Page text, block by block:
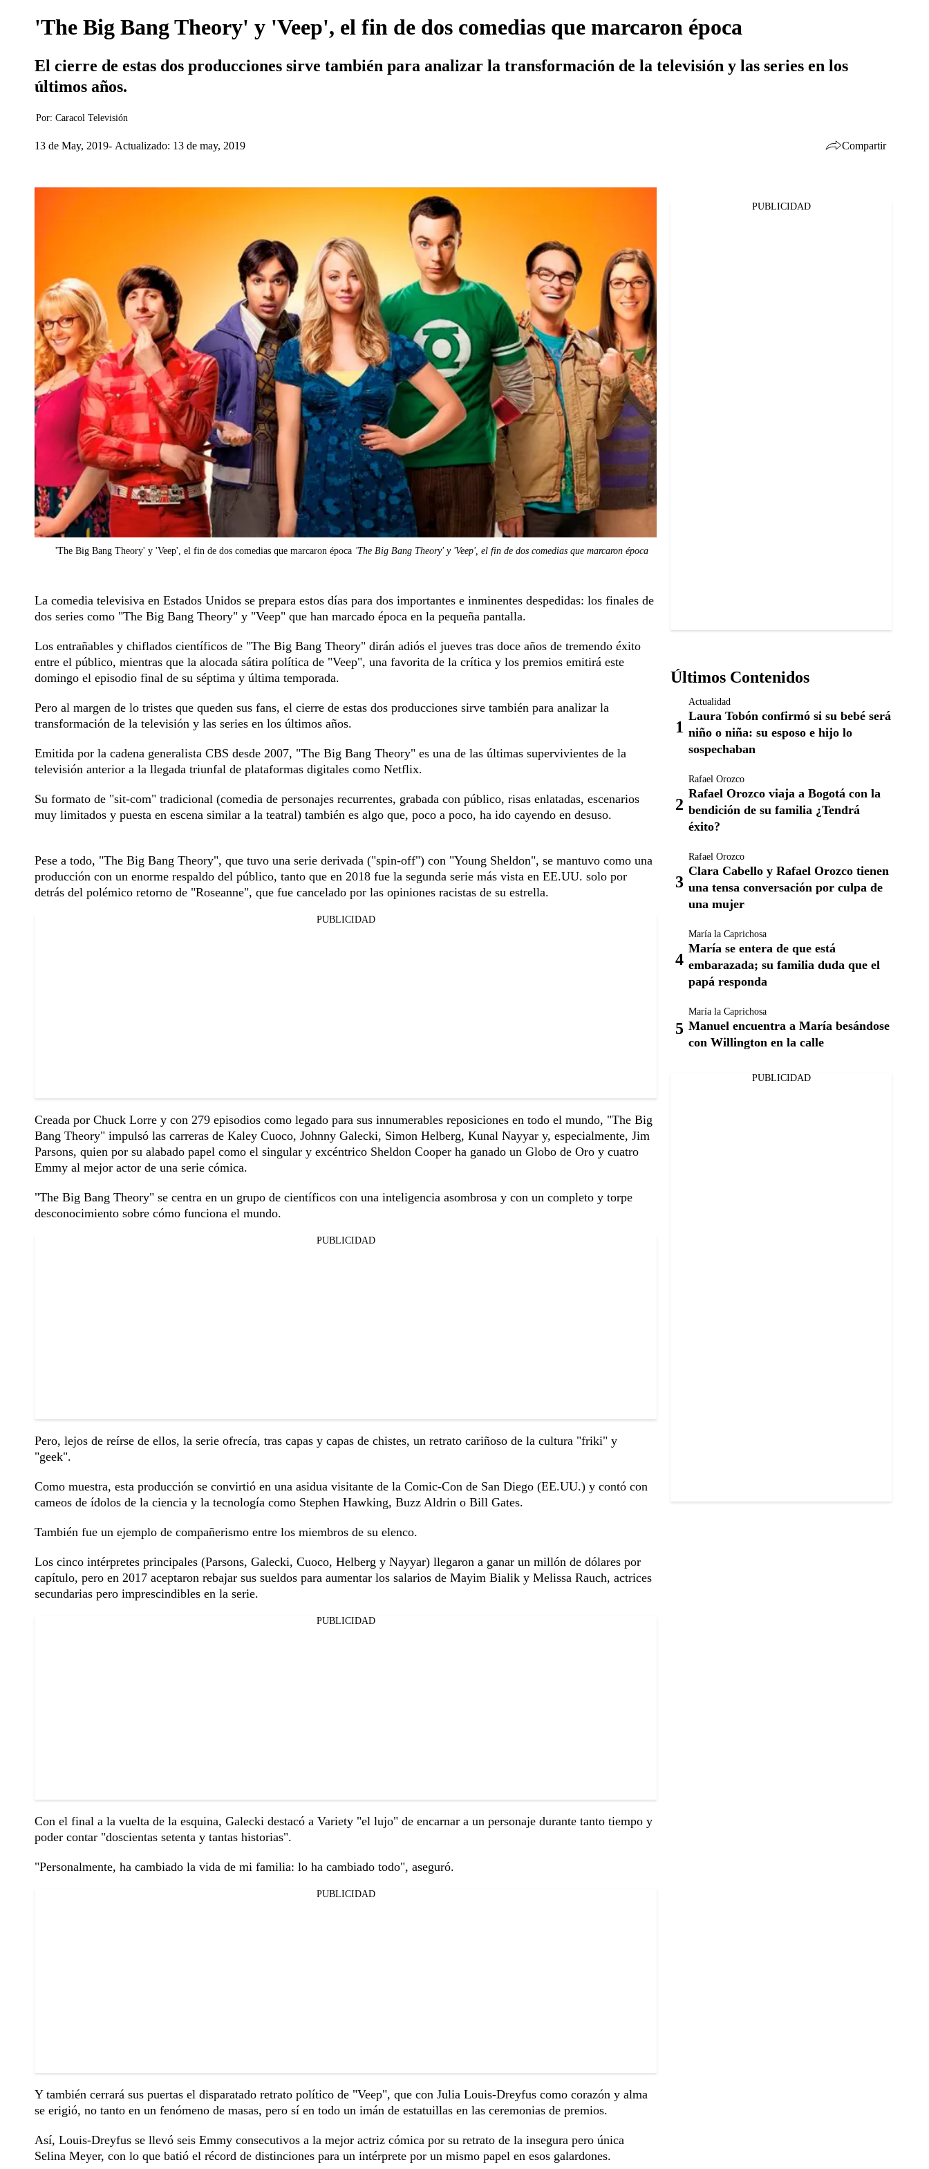
'The Big Bang Theory' y 'Veep', el fin de dos comedias que marcaron época
El cierre de estas dos producciones sirve también para analizar la transformación de la televisión y las series en los
últimos años.
Por: Caracol Televisión
13 de May, 2019 Actualizado: 13 de may, 2019 Compartir
'The Big Bang Theory' y 'Veep', el fin de dos comedias que marcaron época 'The Big Bang Theory' y 'Veep', el fin de dos comedias que marcaron época
La comedia televisiva en Estados Unidos se prepara estos días para dos importantes e inminentes despedidas: los finales de
dos series como "The Big Bang Theory" y "Veep" que han marcado época en la pequeña pantalla.
Los entrañables y chiflados científicos de "The Big Bang Theory" dirán adiós el jueves tras doce años de tremendo éxito
entre el público, mientras que la alocada sátira política de "Veep", una favorita de la crítica y los premios emitirá este
domingo el episodio final de su séptima y última temporada.
Pero al margen de lo tristes que queden sus fans, el cierre de estas dos producciones sirve también para analizar la
transformación de la televisión y las series en los últimos años.
Emitida por la cadena generalista CBS desde 2007, "The Big Bang Theory" es una de las últimas supervivientes de la
televisión anterior a la llegada triunfal de plataformas digitales como Netflix.
Su formato de "sit-com" tradicional (comedia de personajes recurrentes, grabada con público, risas enlatadas, escenarios
muy limitados y puesta en escena similar a la teatral) también es algo que, poco a poco, ha ido cayendo en desuso.
Pese a todo, "The Big Bang Theory", que tuvo una serie derivada ("spin-off") con "Young Sheldon", se mantuvo como una
producción con un enorme respaldo del público, tanto que en 2018 fue la segunda serie más vista en EE.UU. solo por
detrás del polémico retorno de "Roseanne", que fue cancelado por las opiniones racistas de su estrella.
PUBLICIDAD
Creada por Chuck Lorre y con 279 episodios como legado para sus innumerables reposiciones en todo el mundo, "The Big
Bang Theory" impulsó las carreras de Kaley Cuoco, Johnny Galecki, Simon Helberg, Kunal Nayyar y, especialmente, Jim
Parsons, quien por su alabado papel como el singular y excéntrico Sheldon Cooper ha ganado un Globo de Oro y cuatro
Emmy al mejor actor de una serie cómica.
"The Big Bang Theory" se centra en un grupo de científicos con una inteligencia asombrosa y con un completo y torpe
desconocimiento sobre cómo funciona el mundo.
PUBLICIDAD
Pero, lejos de reírse de ellos, la serie ofrecía, tras capas y capas de chistes, un retrato cariñoso de la cultura "friki" y
"geek".
Como muestra, esta producción se convirtió en una asidua visitante de la Comic-Con de San Diego (EE.UU.) y contó con
cameos de ídolos de la ciencia y la tecnología como Stephen Hawking, Buzz Aldrin o Bill Gates.
También fue un ejemplo de compañerismo entre los miembros de su elenco.
Los cinco intérpretes principales (Parsons, Galecki, Cuoco, Helberg y Nayyar) llegaron a ganar un millón de dólares por
capítulo, pero en 2017 aceptaron rebajar sus sueldos para aumentar los salarios de Mayim Bialik y Melissa Rauch, actrices
secundarias pero imprescindibles en la serie.
PUBLICIDAD
Con el final a la vuelta de la esquina, Galecki destacó a Variety "el lujo" de encarnar a un personaje durante tanto tiempo y
poder contar "doscientas setenta y tantas historias".
"Personalmente, ha cambiado la vida de mi familia: lo ha cambiado todo", aseguró.
PUBLICIDAD
Y también cerrará sus puertas el disparatado retrato político de "Veep", que con Julia Louis-Dreyfus como corazón y alma
se erigió, no tanto en un fenómeno de masas, pero sí en todo un imán de estatuillas en las ceremonias de premios.
Así, Louis-Dreyfus se llevó seis Emmy consecutivos a la mejor actriz cómica por su retrato de la insegura pero única
Selina Meyer, con lo que batió el récord de distinciones para un intérprete por un mismo papel en esos galardones.
PUBLICIDAD
Últimos Contenidos
Actualidad
Laura Tobón confirmó si su bebé será
niño o niña: su esposo e hijo lo
sospechaban
Rafael Orozco
Rafael Orozco viaja a Bogotá con la
bendición de su familia ¿Tendrá
éxito?
Rafael Orozco
Clara Cabello y Rafael Orozco tienen
una tensa conversación por culpa de
una mujer
María la Caprichosa
María se entera de que está
embarazada; su familia duda que el
papá responda
María la Caprichosa
Manuel encuentra a María besándose
con Willington en la calle
PUBLICIDAD